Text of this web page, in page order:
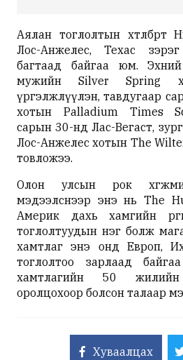
Аялан тоглолтын хөтөлбөрт
Лос-Анжелес, Техас
багтаад байгаа юм.
мужийн Silver Spring
үргэлжлүүлэн, тавдугаар
хотын Palladium Times
сарын 30-нд Лас-Вегаст,
Лос-Анжелес хотын The
товложээ.
Олон улсын рок
мэдээлснээр энэ нь The
Америк дахь хамгийн
тоглолтуудын нэг болж
хамтлаг энэ онд Европ,
тоглолтоо зарлаад
хамтлагийн 50
оролцохоор болсон талаар
Хуваалцах